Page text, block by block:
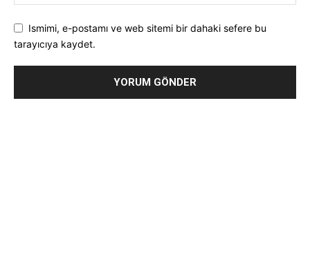
Ismimi, e-postamı ve web sitemi bir dahaki sefere bu
tarayıcıya kaydet.